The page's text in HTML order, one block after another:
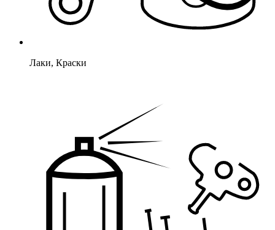
Лаки, Краски